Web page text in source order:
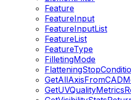
Feature
FeatureInput
FeatureInputList
FeatureList
FeatureType
FilletingMode